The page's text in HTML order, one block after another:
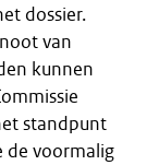
dossier.
van
kunnen
standpunt
de voormalig